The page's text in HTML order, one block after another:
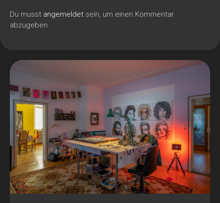
Du musst angemeldet sein, um einen Kommentar
abzugeben.